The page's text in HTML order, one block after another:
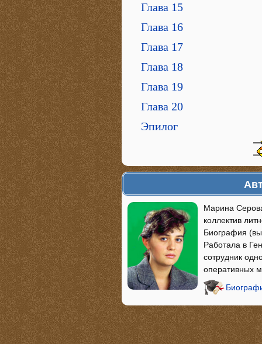
Глава 15
Глава 16
Глава 17
Глава 18
Глава 19
Глава 20
Эпилог
Марина
коллектив
Биография
Работала в
сотрудник
оперативных